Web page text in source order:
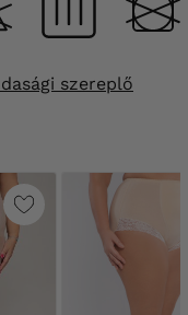
szereplő